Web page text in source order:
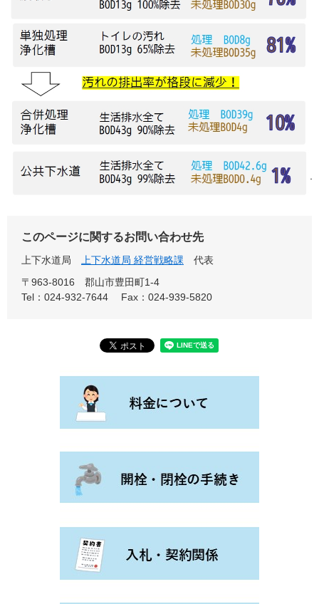
このページに関するお問い合わせ先
上下水道局 上下水道局 経営戦略課
代表
〒963-8016
郡山市豊田町1-4
Tel：024-932-7644
Fax：024-939-5820